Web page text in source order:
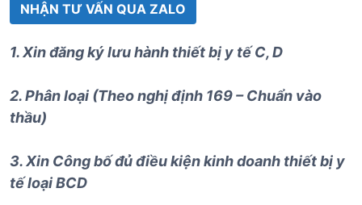
NHẬN TƯ VẤN QUA ZALO
1. Xin đăng ký lưu hành thiết bị y tế C, D
2. Phân loại (Theo nghị định 169 – Chuẩn vào
thầu)
3. Xin Công bố đủ điều kiện kinh doanh thiết bị y
tế loại BCD